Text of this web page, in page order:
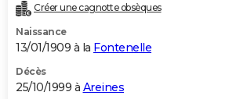
Créer une cagnotte obsèques
Naissance
13/01/1909 à la Fontenelle
Décès
25/10/1999 à Areines